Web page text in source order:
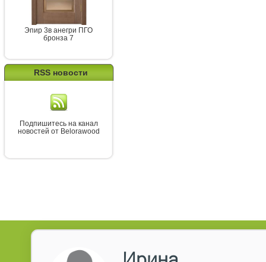
Эпир 3в анегри ПГО
бронза 7
RSS новости
Подпишитесь на канал
новостей от Belorawood